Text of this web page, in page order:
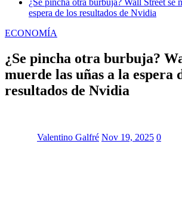
espera de los resultados de Nvidia
ECONOMÍA
¿Se pincha otra burbuja?
muerde las uñas a la espera
resultados de Nvidia
Valentino Galfré Nov 19, 2025 0